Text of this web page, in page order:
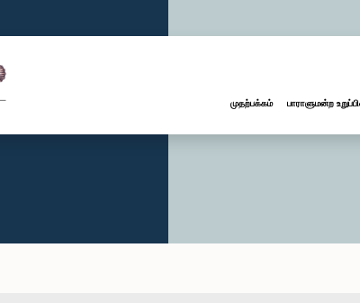
முதற்பக்கம் பாராளுமன்ற